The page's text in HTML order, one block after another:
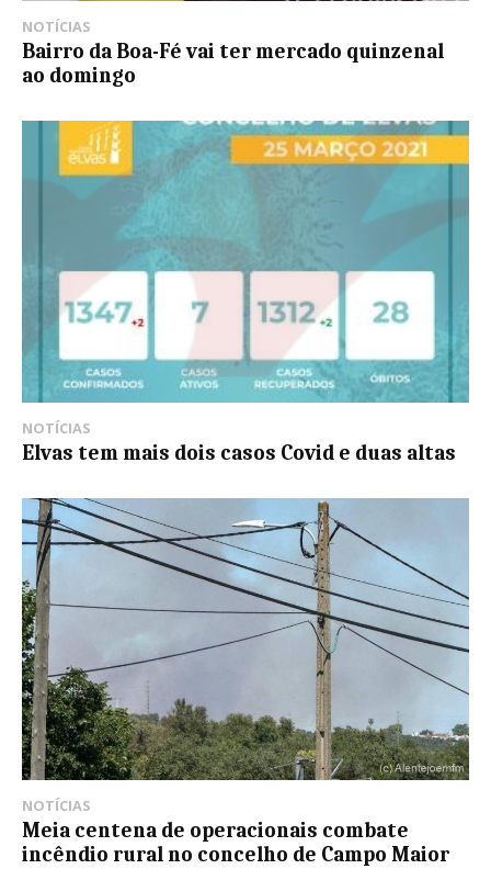
NOTÍCIAS
Bairro da Boa-Fé vai ter mercado quinzenal
ao domingo
NOTÍCIAS
Elvas tem mais dois casos Covid e duas altas
NOTÍCIAS
Meia centena de operacionais combate
incêndio rural no concelho de Campo Maior